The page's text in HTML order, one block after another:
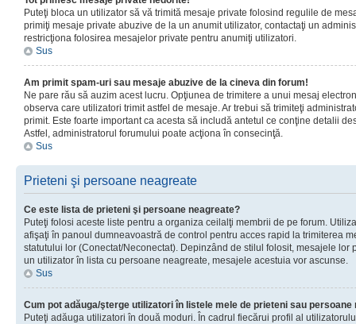
Puteţi bloca un utilizator să vă trimită mesaje private folosind regulile de
primiţi mesaje private abuzive de la un anumit utilizator, contactaţi un
restricţiona folosirea mesajelor private pentru anumiţi utilizatori.
Sus
Am primit spam-uri sau mesaje abuzive de la cineva din forum!
Ne pare rău să auzim acest lucru. Opţiunea de trimitere a unui mesaj
observa care utilizatori trimit astfel de mesaje. Ar trebui să trimiteţi
primit. Este foarte important ca acesta să includă antetul ce conţine detalii
Astfel, administratorul forumului poate acţiona în consecinţă.
Sus
Prieteni şi persoane neagreate
Ce este lista de prieteni şi persoane neagreate?
Puteţi folosi aceste liste pentru a organiza ceilalţi membrii de pe forum.
afişaţi în panoul dumneavoastră de control pentru acces rapid la trimiterea
statutului lor (Conectat/Neconectat). Depinzând de stilul folosit, mesajele lor
un utilizator în lista cu persoane neagreate, mesajele acestuia vor ascunse.
Sus
Cum pot adăuga/şterge utilizatori în listele mele de prieteni sau persoane
Puteţi adăuga utilizatori în două moduri. În cadrul fiecărui profil al